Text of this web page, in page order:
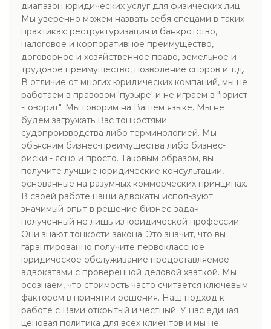
диапазон юридических услуг для физических лиц.
Мы уверенно можем назвать себя спецами в таких
практиках: реструктуризация и банкротство,
налоговое и корпоративное преимущество,
договорное и хозяйственное право, земельное и
трудовое преимущество, позволение споров и т.д.
В отличие от многих юридических компаний, мы не
работаем в правовом 'пузыре' и не играем в "юрист
-говорит". Мы говорим на Вашем языке. Мы не
будем загружать Вас тонкостями
судопроизводства либо терминологией. Мы
объясним бизнес-преимущества либо бизнес-
риски - ясно и просто. Таковым образом, вы
получите лучшие юридические консультации,
основанные на разумных коммерческих принципах.
В своей работе наши адвокаты используют
значимый опыт в решение бизнес-задач
полученный не лишь из юридической профессии.
Они знают тонкости закона. Это значит, что вы
гарантированно получите первоклассное
юридическое обслуживание предоставляемое
адвокатами с проверенной деловой хваткой. Мы
осознаем, что стоимость часто считается ключевым
фактором в принятии решения. Наш подход к
работе с Вами открытый и честный. У нас единая
ценовая политика для всех клиентов и мы не